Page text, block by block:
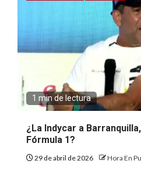
1 min de lectura
¿La Indycar a
Fórmula 1?
29 de abril de 2026 Hora En